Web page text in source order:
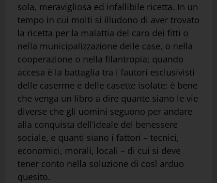
sola, meravigliosa ed infallibile ricetta. In un
tempo in cui molti si illudono di aver trovato
la ricetta per la malattia del caro dei fitti o
nella municipalizzazione delle case, o nella
cooperazione o nella filantropia; quando
accesa è la battaglia tra i fautori esclusivisti
delle caserme e delle casette isolate; è bene
che venga un libro a dire quante siano le vie
diverse che gli uomini seguono per andare
alla conquista dell’ideale del benessere
sociale, e quanti siano i fattori – tecnici,
economici, morali, locali – di cui si deve
tener conto nella soluzione di così arduo
quesito.